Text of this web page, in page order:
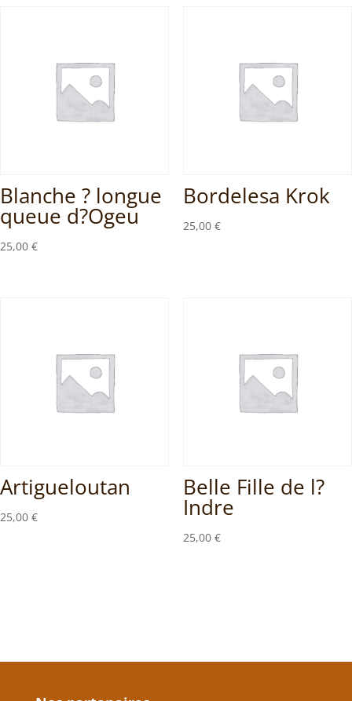
Blanche ? longue
queue d?Ogeu
25,00 €
Bordelesa Krok
25,00 €
Artigueloutan
25,00 €
Belle Fille de l?
Indre
25,00 €